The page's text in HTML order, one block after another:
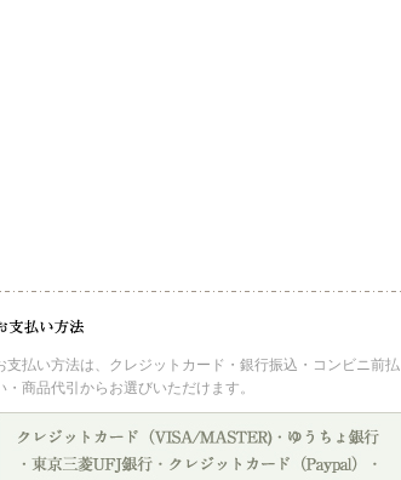
支払い方法は、クレジットカード・銀行振込・コンビニ前払
・商品代引からお選びいただけます。